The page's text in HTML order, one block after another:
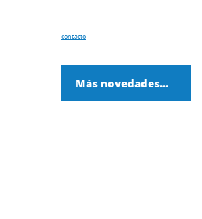
contacto
Más novedades...